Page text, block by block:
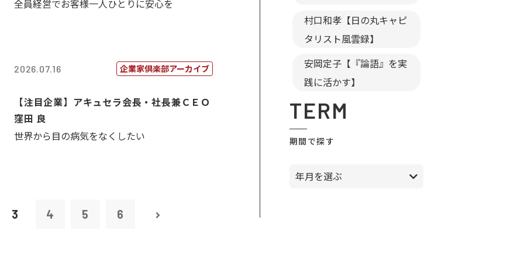
全員経営でお客様一人ひとりに安心を
2026.07.16 企業家倶楽部アーカイブ
【注目企業】アキュセラ会長・社長兼ＣＥＯ
窪田 良
世界から目の病気をなくしたい
3 4 5 6
村口和孝【日の丸キャピ
タリスト風雲録】
安岡定子【『論語』を実
践に活かす】
TERM
期間で探す
年月を選ぶ